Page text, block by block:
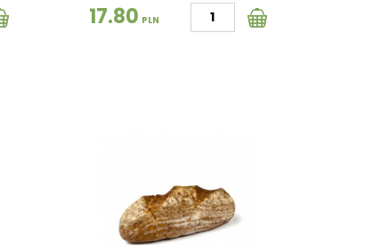
17.80 PLN